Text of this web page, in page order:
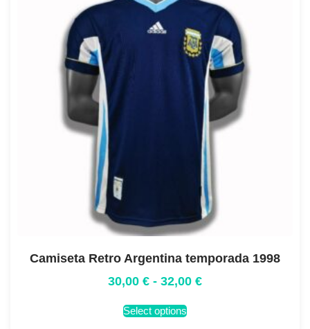
Camiseta Retro Argentina temporada 1998
30,00 € - 32,00 €
Select options